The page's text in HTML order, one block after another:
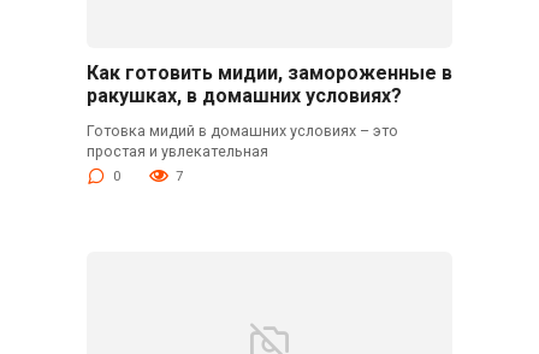
Как готовить мидии, замороженные в
ракушках, в домашних условиях?
Готовка мидий в домашних условиях – это
простая и увлекательная
0 7